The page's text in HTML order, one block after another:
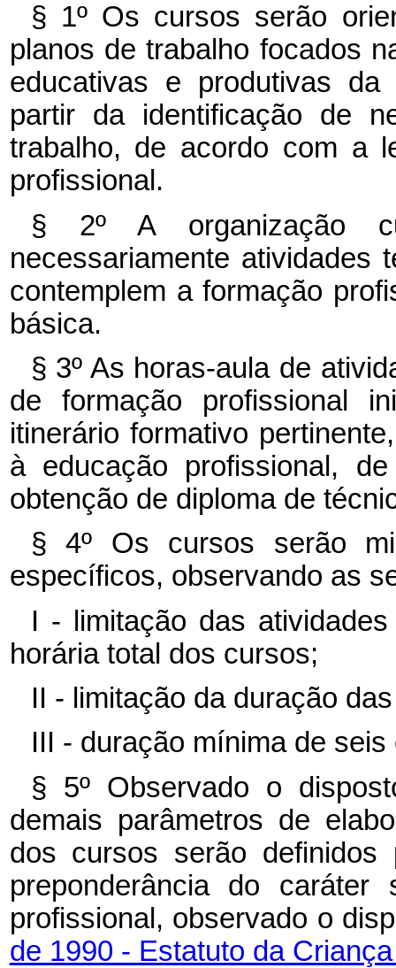
§ 1º Os cursos serão
planos de trabalho focados
educativas e produtivas da
partir da identificação de
trabalho, de acordo com a
profissional.
§ 2º A organização
necessariamente atividades
contemplem a formação
básica.
§ 3º As horas-aula de
de formação profissional
itinerário formativo
à educação profissional,
obtenção de diploma de
§ 4º Os cursos serão
específicos, observando as
I - limitação das
horária total dos cursos;
II - limitação da duração
III - duração mínima de
§ 5º Observado o
demais parâmetros de
dos cursos serão definidos
preponderância do caráter
profissional, observado o
de 1990 - Estatuto da